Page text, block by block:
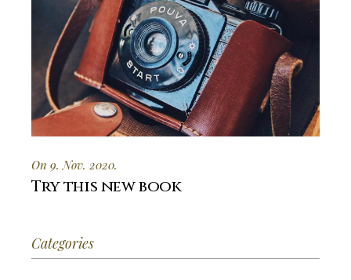
On 9. Nov. 2020.
Try this new book
Categories